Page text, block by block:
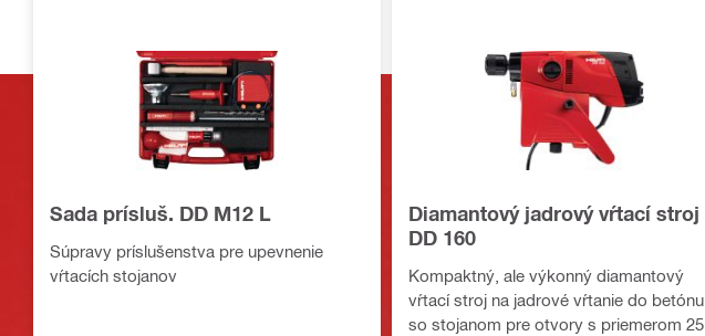
Sada prísluš. DD M12 L
Súpravy príslušenstva pre upevnenie
vŕtacích stojanov
Diamantový jadrový vŕtací stroj
DD 160
Kompaktný, ale výkonný diamantový
vŕtací stroj na jadrové vŕtanie do betónu
so stojanom pre otvory s priemerom 25